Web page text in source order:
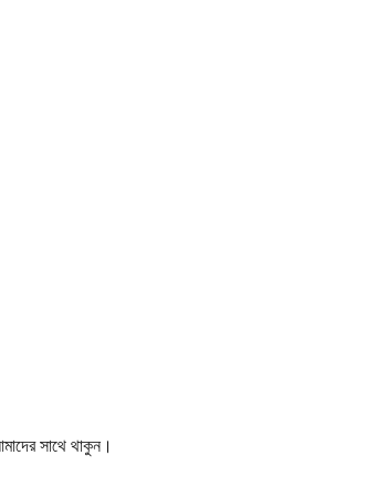
সাথে থাকুন।